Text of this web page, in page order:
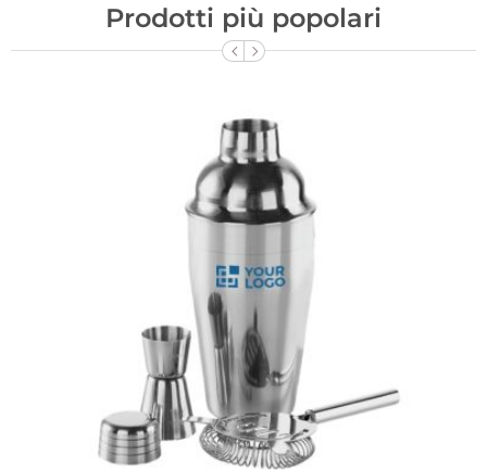
Prodotti più popolari